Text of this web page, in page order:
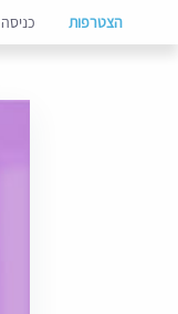
הצטרפות כניסה